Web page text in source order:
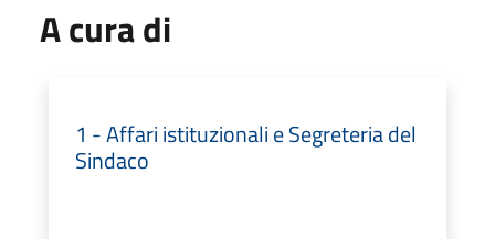
A cura di
1 - Affari istituzionali e Segreteria del
Sindaco